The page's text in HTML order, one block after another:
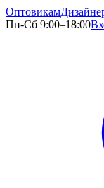
Оптовикам
Пн-Сб 9:00–18:00